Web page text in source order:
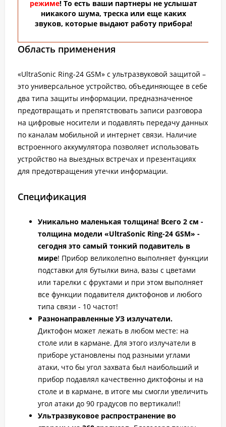
режиме! То есть ваши партнеры не услышат
никакого шума, треска или еще каких
звуков, которые выдают работу прибора!
Область применения
«UltraSonic Ring-24 GSM» с ультразвуковой защитой –
это универсальное устройство, объединяющее в себе
два типа защиты информации, предназначенное
предотвращать и препятствовать записи разговора
на цифровые носители и подавлять передачу данных
по каналам мобильной и интернет связи. Наличие
встроенного аккумулятора позволяет использовать
устройство на выездных встречах и презентациях
для предотвращения утечки информации.
Спецификация
Уникально маленькая толщина! Всего 2 см -
толщина модели «UltraSonic Ring-24 GSM» -
сегодня это самый тонкий подавитель в
мире! Прибор великолепно выполняет функции
подставки для бутылки вина, вазы с цветами
или тарелки с фруктами и при этом выполняет
все функции подавителя диктофонов и любого
типа связи - 10 частот!
Разнонаправленные УЗ излучатели.
Диктофон может лежать в любом месте: на
столе или в кармане. Для этого излучатели в
приборе установлены под разными углами
атаки, что бы угол захвата был наибольший и
прибор подавлял качественно диктофоны и на
столе и в кармане, в итоге мы смогли увеличить
угол атаки до 90 градусов по вертикали!!
Ультразвуковое распространение во